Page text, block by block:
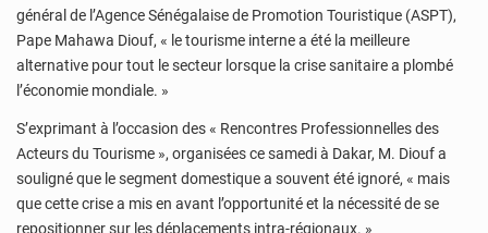
général de l’Agence Sénégalaise de Promotion Touristique (ASPT),
Pape Mahawa Diouf, « le tourisme interne a été la meilleure
alternative pour tout le secteur lorsque la crise sanitaire a plombé
l’économie mondiale. »
S’exprimant à l’occasion des « Rencontres Professionnelles des
Acteurs du Tourisme », organisées ce samedi à Dakar, M. Diouf a
souligné que le segment domestique a souvent été ignoré, « mais
que cette crise a mis en avant l’opportunité et la nécessité de se
repositionner sur les déplacements intra-régionaux. »